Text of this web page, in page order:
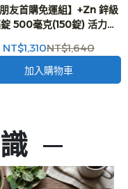
朋友首購免運組】+Zn 鋅級
500毫克(150錠) 活力強
NT$1,310NT$1,640
加入購物車
—